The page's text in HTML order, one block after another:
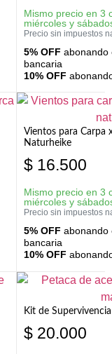
Mismo precio en 3
miércoles y
Precio sin impuestos
5% OFF abonando
bancaria
10% OFF
Vientos para Carpa
Naturheike
$ 16.500
Mismo precio en 3
miércoles y
Precio sin impuestos
5% OFF abonando
bancaria
10% OFF
Kit de
$ 20.000